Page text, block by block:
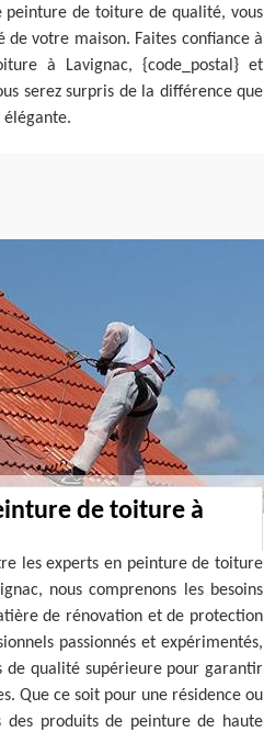
de toiture de qualité, vous
votre maison. Faites confiance à
à Lavignac, {code_postal} et
serez surpris de la différence que
de toiture à
les experts en peinture de toiture
nous comprenons les besoins
de rénovation et de protection
passionnés et expérimentés,
de qualité supérieure pour garantir
Que ce soit pour une résidence ou
des produits de peinture de haute